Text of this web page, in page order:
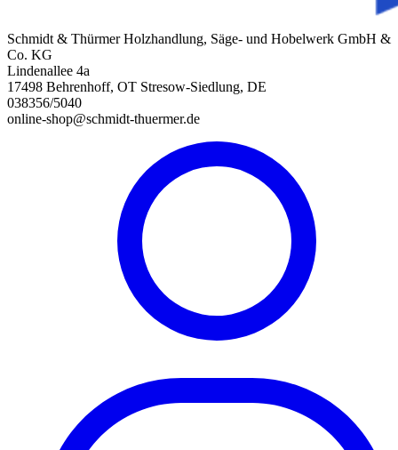
Schmidt & Thürmer Holzhandlung, Säge- und Hobelwerk GmbH &
Co. KG
Lindenallee 4a
17498 Behrenhoff, OT Stresow-Siedlung, DE
038356/5040
online-shop@schmidt-thuermer.de